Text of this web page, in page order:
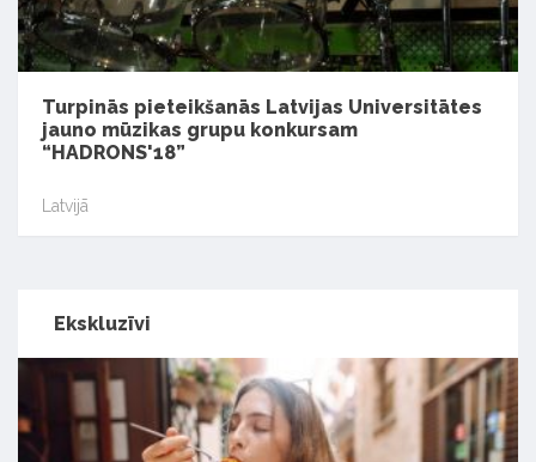
Turpinās pieteikšanās Latvijas Universitātes
jauno mūzikas grupu konkursam
“HADRONS'18”
Latvijā
Ekskluzīvi